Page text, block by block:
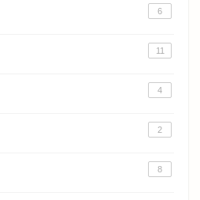
6
11
4
2
8